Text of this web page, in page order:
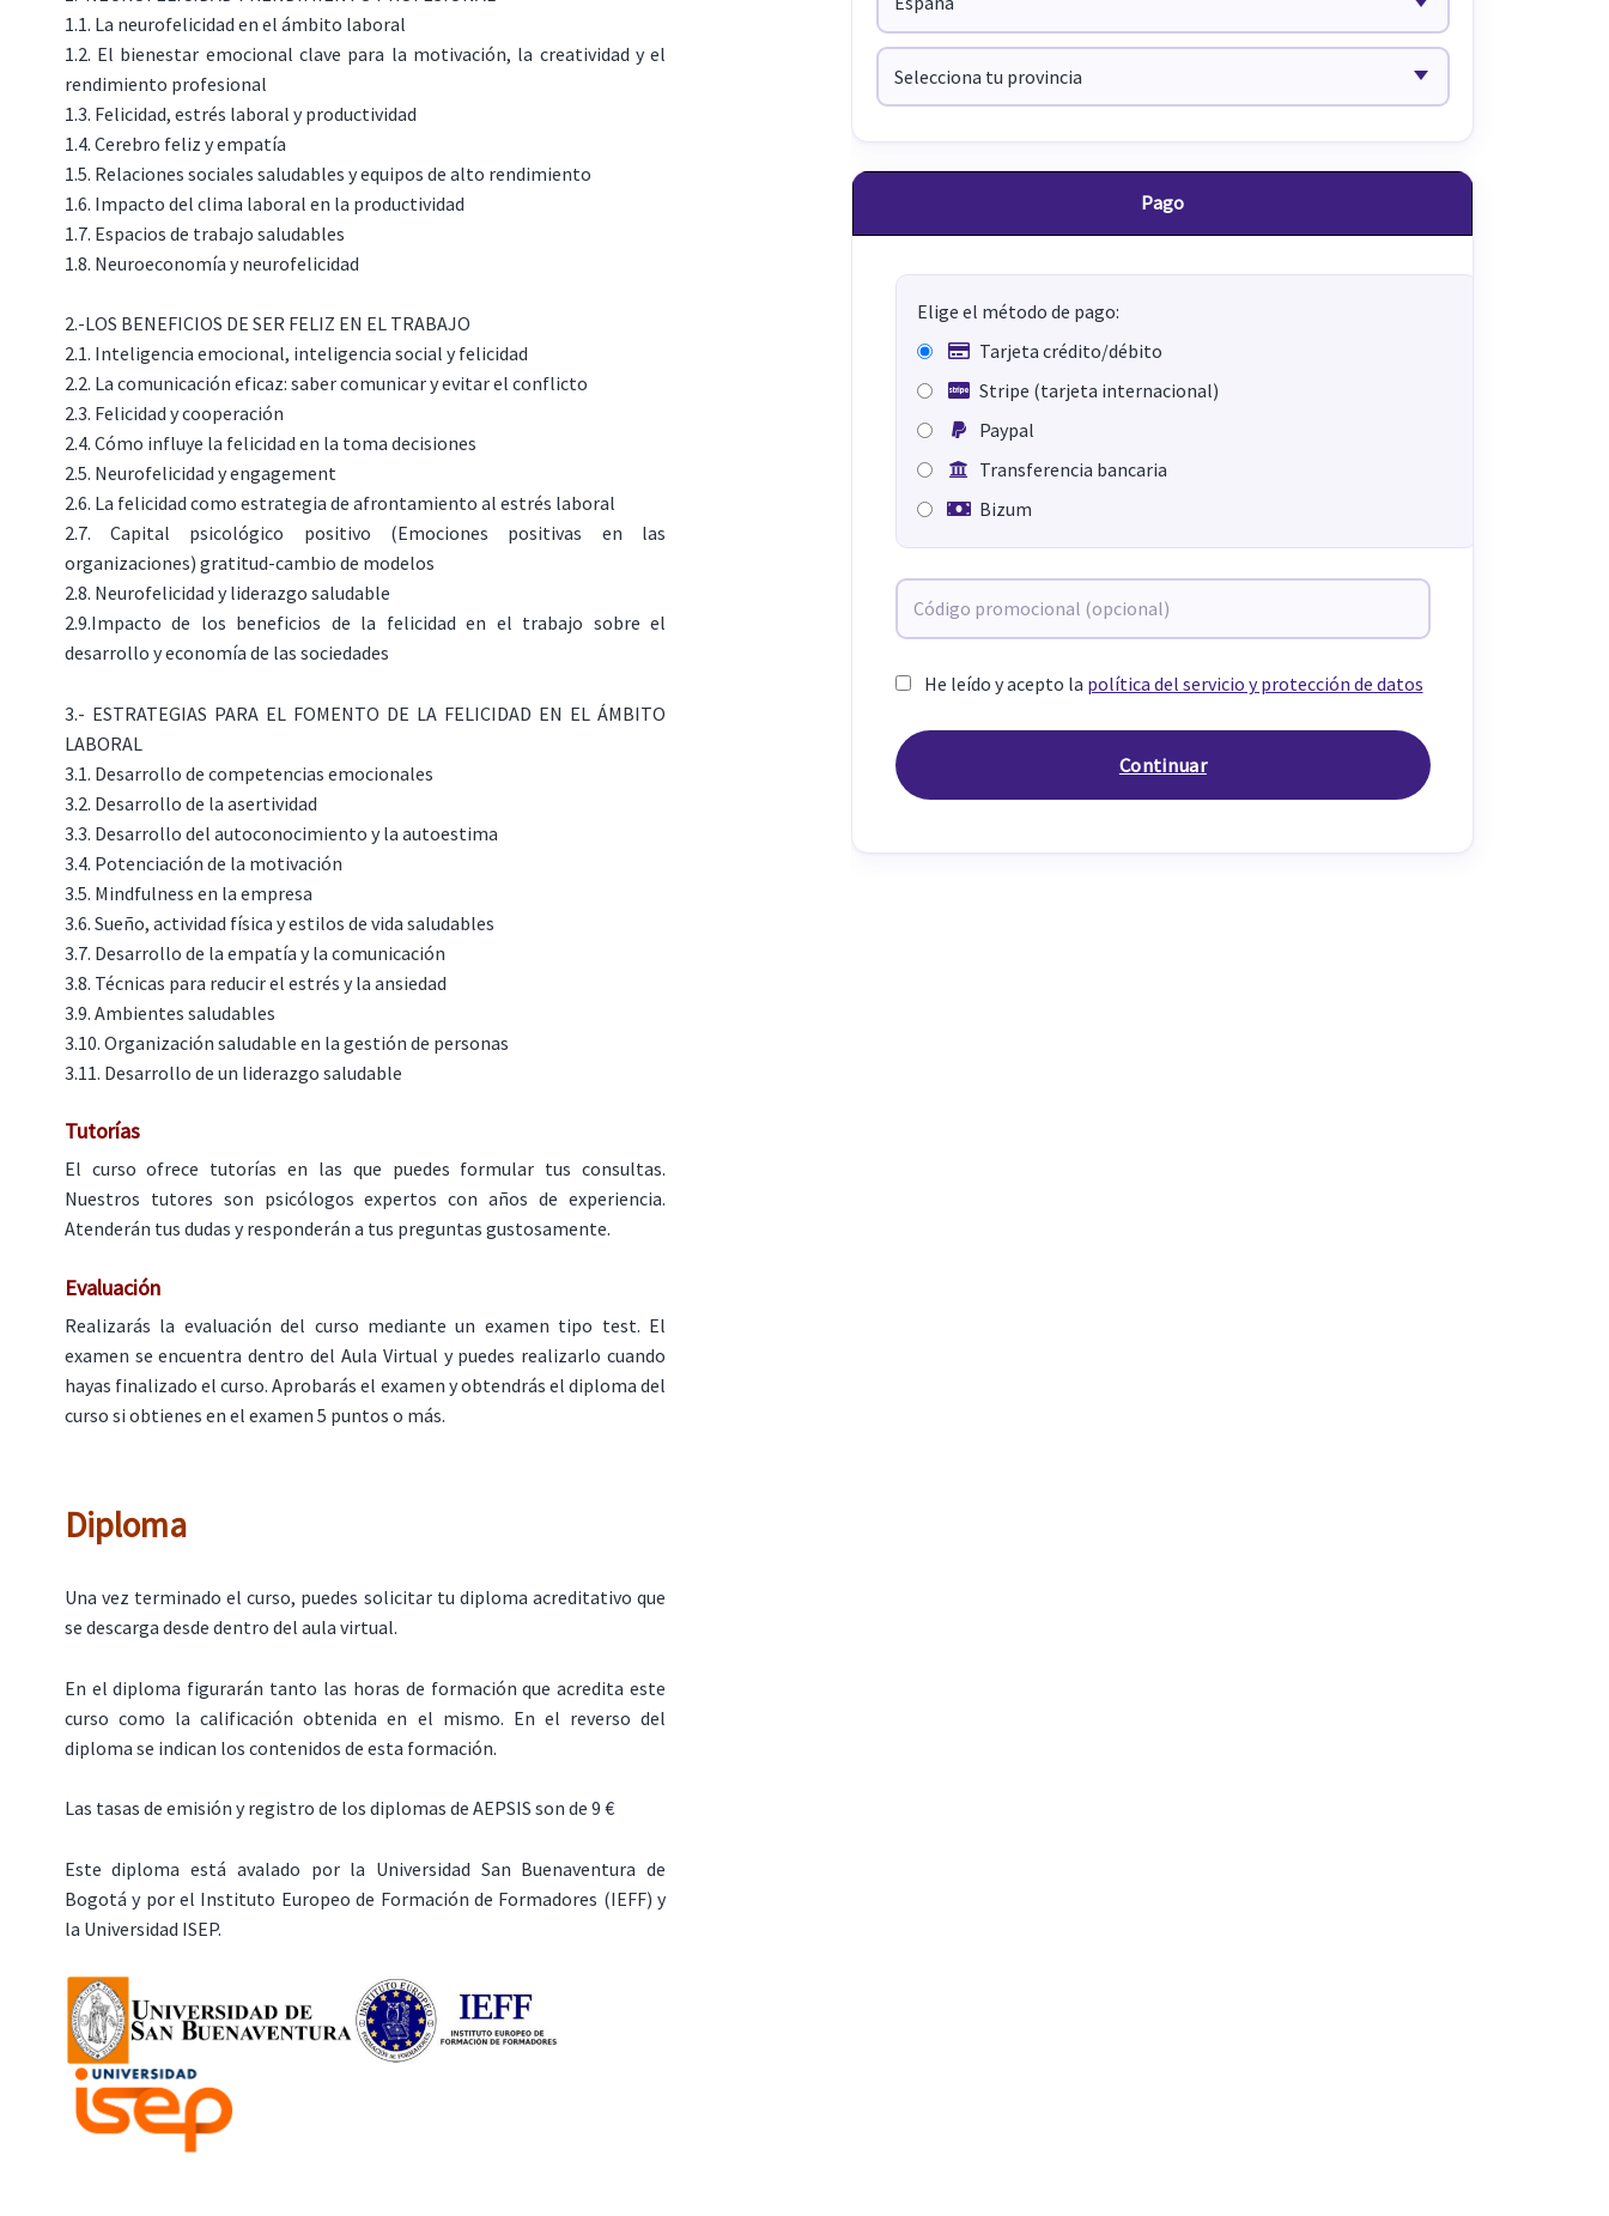
1.1. La neurofelicidad en el ámbito laboral
1.2. El bienestar emocional clave para la motivación, la creatividad y el
rendimiento profesional
1.3. Felicidad, estrés laboral y productividad
1.4. Cerebro feliz y empatía
1.5. Relaciones sociales saludables y equipos de alto rendimiento
1.6. Impacto del clima laboral en la productividad
1.7. Espacios de trabajo saludables
1.8. Neuroeconomía y neurofelicidad
2.-LOS BENEFICIOS DE SER FELIZ EN EL TRABAJO
2.1. Inteligencia emocional, inteligencia social y felicidad
2.2. La comunicación eficaz: saber comunicar y evitar el conflicto
2.3. Felicidad y cooperación
2.4. Cómo influye la felicidad en la toma decisiones
2.5. Neurofelicidad y engagement
2.6. La felicidad como estrategia de afrontamiento al estrés laboral
2.7. Capital psicológico positivo (Emociones positivas en las
organizaciones) gratitud-cambio de modelos
2.8. Neurofelicidad y liderazgo saludable
2.9.Impacto de los beneficios de la felicidad en el trabajo sobre el
desarrollo y economía de las sociedades
3.- ESTRATEGIAS PARA EL FOMENTO DE LA FELICIDAD EN EL ÁMBITO
LABORAL
3.1. Desarrollo de competencias emocionales
3.2. Desarrollo de la asertividad
3.3. Desarrollo del autoconocimiento y la autoestima
3.4. Potenciación de la motivación
3.5. Mindfulness en la empresa
3.6. Sueño, actividad física y estilos de vida saludables
3.7. Desarrollo de la empatía y la comunicación
3.8. Técnicas para reducir el estrés y la ansiedad
3.9. Ambientes saludables
3.10. Organización saludable en la gestión de personas
3.11. Desarrollo de un liderazgo saludable
Tutorías
El curso ofrece tutorías en las que puedes formular tus consultas.
Nuestros tutores son psicólogos expertos con años de experiencia.
Atenderán tus dudas y responderán a tus preguntas gustosamente.
Evaluación
Realizarás la evaluación del curso mediante un examen tipo test. El
examen se encuentra dentro del Aula Virtual y puedes realizarlo cuando
hayas finalizado el curso. Aprobarás el examen y obtendrás el diploma del
curso si obtienes en el examen 5 puntos o más.
Diploma
Una vez terminado el curso, puedes solicitar tu diploma acreditativo que
se descarga desde dentro del aula virtual.
En el diploma figurarán tanto las horas de formación que acredita este
curso como la calificación obtenida en el mismo. En el reverso del
diploma se indican los contenidos de esta formación.
Las tasas de emisión y registro de los diplomas de AEPSIS son de 9 €
Este diploma está avalado por la Universidad San Buenaventura de
Bogotá y por el Instituto Europeo de Formación de Formadores (IEFF) y
la Universidad ISEP.
Pago
Elige el método de pago:
Tarjeta crédito/débito
Stripe (tarjeta internacional)
Paypal
Transferencia bancaria
Bizum
He leído y acepto la política del servicio y protección de datos